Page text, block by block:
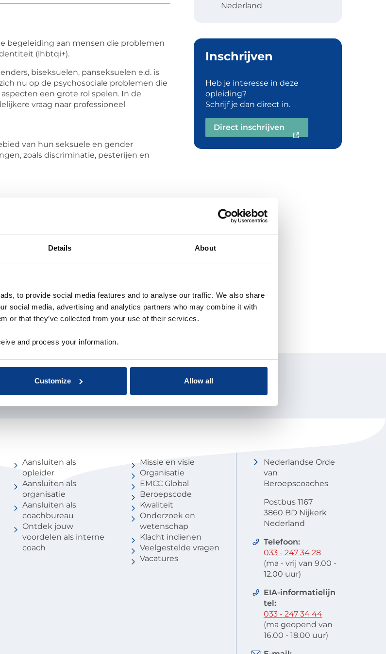
Details About
to provide social media features and to analyse our traffic. We also share
social media, advertising and analytics partners who may combine it with
or that they’ve collected from your use of their services.
and process your information.
Customize Allow all
begeleiding aan mensen die problemen
(lhbtqi+).
biseksuelen, panseksuelen e.d. is
nu op de psychosociale problemen die
een grote rol spelen. In de
vraag naar professioneel
van hun seksuele en gender
zoals discriminatie, pesterijen en
Nederland
Inschrijven
Heb je interesse in deze
opleiding?
Schrijf je dan direct in.
Direct inschrijven
Aansluiten als
opleider
Aansluiten als
organisatie
Aansluiten als
coachbureau
Ontdek jouw
voordelen als interne
coach
Missie en visie
Organisatie
EMCC Global
Beroepscode
Kwaliteit
Onderzoek en
wetenschap
Klacht indienen
Veelgestelde vragen
Vacatures
Nederlandse Orde
van
Beroepscoaches
Postbus 1167
3860 BD Nijkerk
Nederland
Telefoon:
033 - 247 34 28
(ma - vrij van 9.00 -
12.00 uur)
EIA-informatielijn
tel:
033 - 247 34 44
(ma geopend van
16.00 - 18.00 uur)